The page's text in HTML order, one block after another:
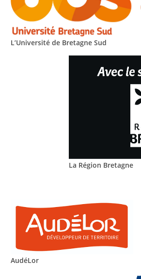
L’Université de Bretagne Sud
La Région Bretagne
AudéLor